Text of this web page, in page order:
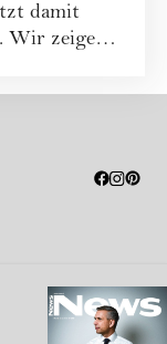
damit
Wir zeigen